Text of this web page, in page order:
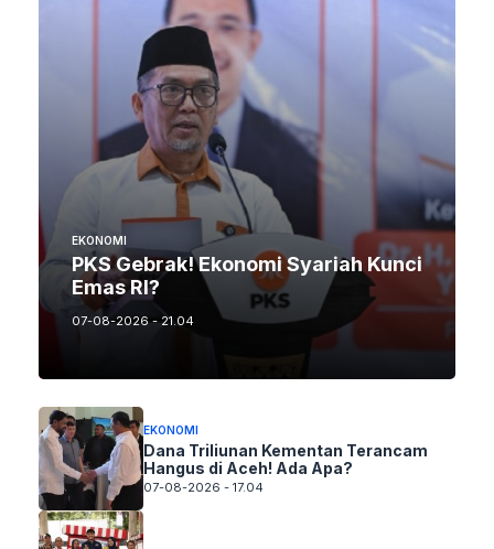
EKONOMI
PKS Gebrak! Ekonomi Syariah Kunci
Emas RI?
07-08-2026 - 21.04
EKONOMI
Dana Triliunan Kementan Terancam
Hangus di Aceh! Ada Apa?
07-08-2026 - 17.04